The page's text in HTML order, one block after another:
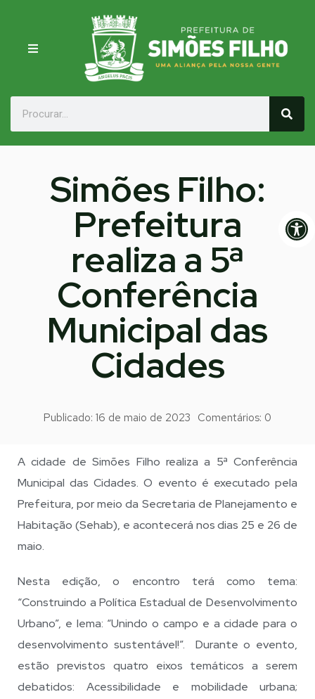
Simões Filho:
Prefeitura
realiza a 5ª
Conferência
Municipal das
Cidades
Publicado: 16 de maio de 2023 Comentários: 0
A cidade de Simões Filho realiza a 5ª Conferência
Municipal das Cidades. O evento é executado pela
Prefeitura, por meio da Secretaria de Planejamento e
Habitação (Sehab), e acontecerá nos dias 25 e 26 de
maio.
Nesta edição, o encontro terá como tema:
“Construindo a Política Estadual de Desenvolvimento
Urbano”, e lema: “Unindo o campo e a cidade para o
desenvolvimento sustentável!”. Durante o evento,
estão previstos quatro eixos temáticos a serem
debatidos: Acessibilidade e mobilidade urbana;